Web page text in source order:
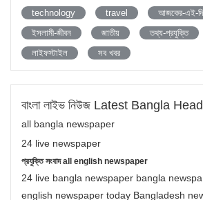
technology
travel
আজকের-এই-
ইসলামী-জীবন
জাতীয় তথ্য-প্রযুক্তি
লাইফস্টাইল
সব খবর
বাংলা লাইভ নিউজ Latest Bangla
all bangla newspaper
24 live newspaper
প্রযুক্তি সংবাদ all english newspaper
24 live bangla newspaper bangla
english newspaper today Bangladesh